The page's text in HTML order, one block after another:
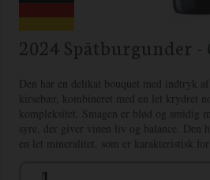
2024 Spätburgunder -
Den har en delikat bouquet med indtryk
kirsebær, kombineret med en let krydret
kompleksitet. Smagen er blød og smidig
syre, der giver vinen liv og balance. Den
en let mineralitet, som er karakteristisk for